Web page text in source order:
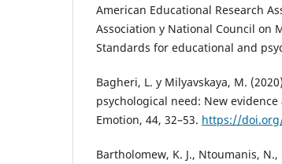
American Educational Research
Association y National Council on
Standards for educational and
Bagheri, L. y Milyavskaya, M.
psychological need: New
Emotion, 44, 32–53. https://
Bartholomew, K. J., Ntoumanis,